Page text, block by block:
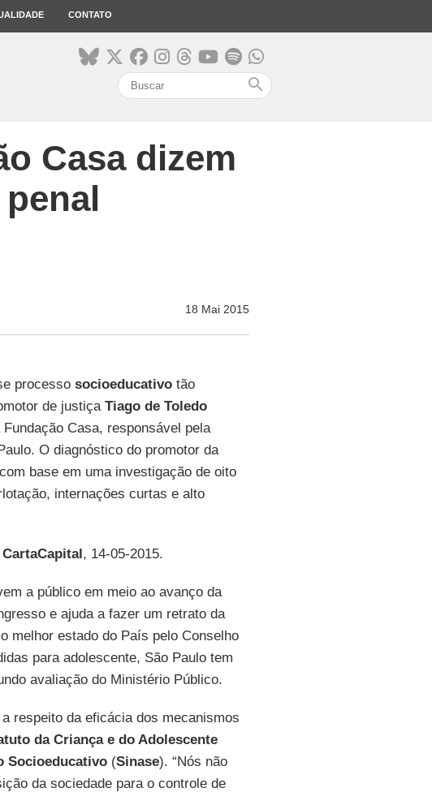
CONTATO
search
Casa dizem
18 Mai 2015
processo socioeducativotão
de justiça Tiago de Toledo
Casa, responsável pela
O diagnóstico do promotor da
base em uma investigação de oito
internações curtas e alto
CartaCapital, 14-05-2015.
a público em meio ao avanço da
e ajuda a fazer um retrato da
melhor estado do País pelo Conselho
para adolescente, São Paulo tem
avaliação do Ministério Público.
respeito da eficácia dos mecanismos
da Criança e do Adolescente
Socioeducativo(Sinase). “Nós não
da sociedade para o controle de